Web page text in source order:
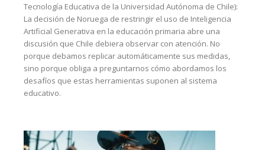
Tecnología Educativa de la Universidad Autónoma de Chile):
La decisión de Noruega de restringir el uso de Inteligencia
Artificial Generativa en la educación primaria abre una
discusión que Chile debiera observar con atención. No
porque debamos replicar automáticamente sus medidas,
sino porque obliga a preguntarnos cómo abordamos los
desafíos que estas herramientas suponen al sistema
educativo.